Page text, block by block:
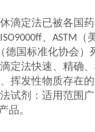
滴定法已被各国药
ISO9000ff、 ASTM
（
（德国标准化协会
定法快速、精确
挥发性物质存在的
试剂：适用范围
品。